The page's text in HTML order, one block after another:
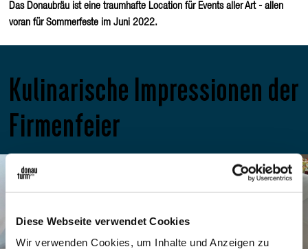
Diese Webseite verwendet Cookies
Wir verwenden Cookies, um Inhalte und Anzeigen zu
Das Donaubräu ist eine traumhafte Location für Events aller Art - allen
voran für Sommerfeste im Juni 2022.
Kulinarische Impressionen der
Firmenfeier